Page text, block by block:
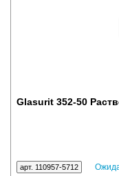
Glasurit 352-50
арт. 110957-5712